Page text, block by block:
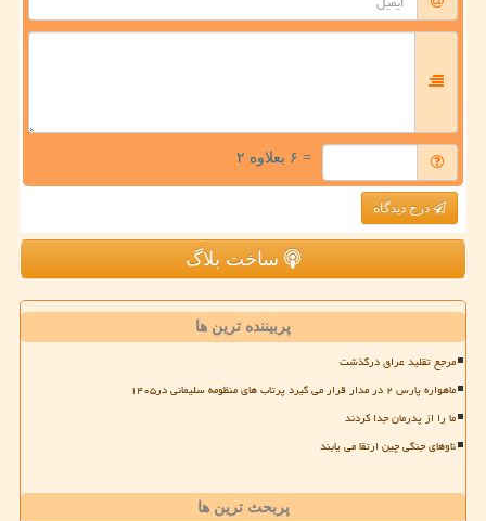
= ۶ بعلاوه ۲
درج دیدگاه
ساخت بلاگ
پربیننده ترین ها
مرجع تقلید عراق درگذشت
ماهواره پارس ۲ در مدار قرار می گیرد پرتاب های منظومه سلیمانی در۱۴۰۵
ما را از پدرمان جدا کردند
ناوهای جنگی چین ارتقا می یابند
پربحث ترین ها